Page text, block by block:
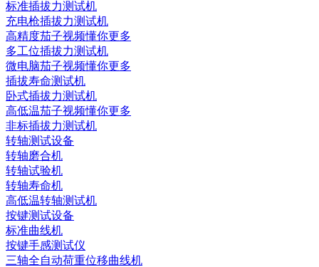
标准插拔力测试机
充电枪插拔力测试机
高精度茄子视频懂你更多
多工位插拔力测试机
微电脑茄子视频懂你更多
插拔寿命测试机
卧式插拔力测试机
高低温茄子视频懂你更多
非标插拔力测试机
转轴测试设备
转轴磨合机
转轴试验机
转轴寿命机
高低温转轴测试机
按键测试设备
标准曲线机
按键手感测试仪
三轴全自动荷重位移曲线机